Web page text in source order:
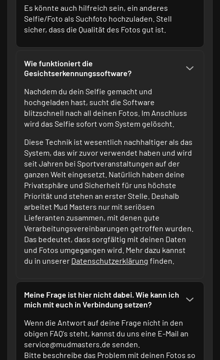
Es könnte auch hilfreich sein, ein anderes
Selfie/Foto als Suchfoto hochzuladen. Stell
sicher, dass die Qualität des Fotos gut ist.
Wie funktioniert die
Gesichtserkennungssoftware?
Nachdem du dein Selfie gemacht und
hochgeladen hast, sucht die Software
blitzschnell nach all deinen Fotos. Im Anschluss
wird das Selfie sofort vom System gelöscht.
Diese Technik ist wesentlich nachhaltiger als das
System, das wir zuvor verwendet haben und wird
seit Jahren bei Sportveranstaltungen auf der
ganzen Welt eingesetzt. Natürlich haben deine
Privatsphäre und Sicherheit für uns höchste
Priorität und stehen an erster Stelle. Deshalb
arbeitet Mud Masters nur mit seriösen
Lieferanten zusammen, mit denen gute
Verarbeitungsvereinbarungen getroffen wurden.
Das bedeutet, dass sorgfältig mit deinen Daten
und Fotos umgegangen wird. Mehr dazu kannst
du in unserer Datenschutzerklärung finden.
Meine Frage ist hier nicht dabei. Wie kann ich
mich mit euch in Verbindung setzen?
Wenn die Antwort auf deine Frage nicht in den
obigen FAQ's steht, kannst du uns eine E-Mail an
service@mudmasters.de senden.
Bitte beschreibe das Problem mit deinen Fotos so